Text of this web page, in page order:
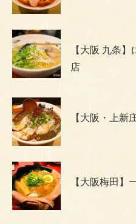
【大阪 九条
店
【大阪・上新
【大阪梅田】